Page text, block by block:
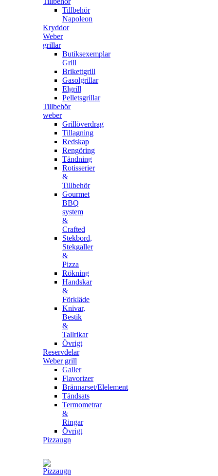
Tillbehör
Napoleon
Kryddor
Weber
grillar
Butiksexemplar
Grill
Brikettgrill
Gasolgrillar
Elgrill
Pelletsgrillar
Tillbehör
weber
Grillöverdrag
Tillagning
Redskap
Rengöring
Tändning
Rotisserier
&
Tillbehör
Gourmet
BBQ
system
&
Crafted
Stekbord,
Stekgaller
&
Pizza
Rökning
Handskar
&
Förkläde
Knivar,
Bestik
&
Tallrikar
Övrigt
Reservdelar
Weber grill
Galler
Flavorizer
Brännarset/Elelement
Tändsats
Termometrar
&
Ringar
Övrigt
Pizzaugn